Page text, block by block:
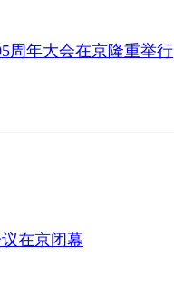
周年大会在京隆重举行
在京闭幕